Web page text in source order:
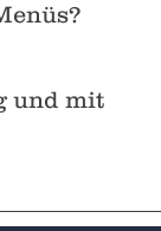
und mit